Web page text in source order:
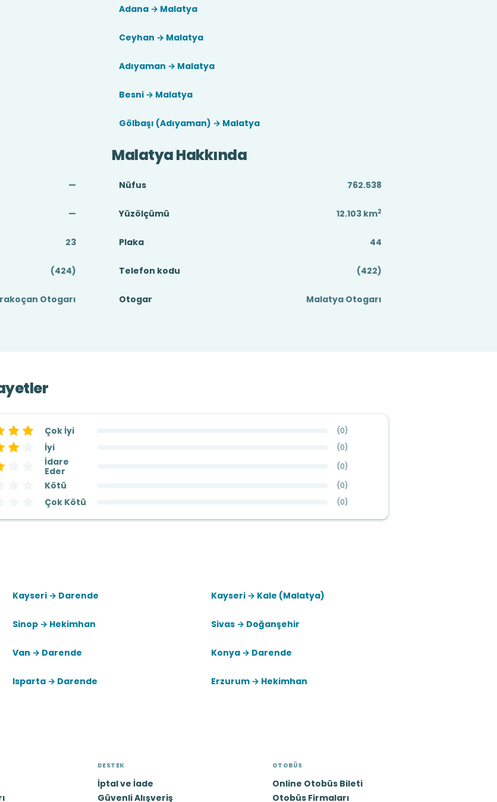
Adana → Malatya
Ceyhan → Malatya
Adıyaman → Malatya
Besni → Malatya
Gölbaşı (Adıyaman) → Malatya
—
—
23
(424)
Otogarı
Malatya Hakkında
Nüfus 762.538
Yüzölçümü 12.103 km2
Plaka 44
Telefon kodu (422)
Otogar Malatya Otogarı
Çok İyi (0)
İyi (0)
İdare
Eder
(0)
Kötü (0)
Çok Kötü (0)
Kayseri → Darende Kayseri → Kale (Malatya)
Sinop → Hekimhan Sivas → Doğanşehir
Van → Darende Konya → Darende
Isparta → Darende Erzurum → Hekimhan
DESTEK
İptal ve İade
Güvenli Alışveriş
OTOBÜS
Online Otobüs Bileti
Otobüs Firmaları